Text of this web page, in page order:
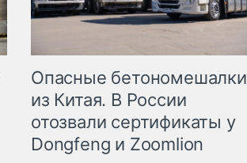
Опасные бетономешалки
из Китая. В России
отозвали сертификаты у
Dongfeng и Zoomlion